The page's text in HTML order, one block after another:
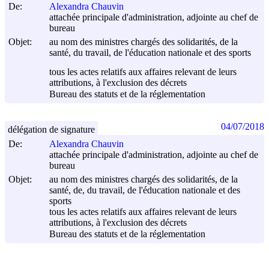
De:
Alexandra Chauvin
attachée principale d'administration, adjointe au chef de
bureau
Objet:
au nom des ministres chargés des solidarités, de la
santé, du travail, de l'éducation nationale et des sports
tous les actes relatifs aux affaires relevant de leurs
attributions, à l'exclusion des décrets
Bureau des statuts et de la réglementation
De:
Alexandra Chauvin
attachée principale d'administration, adjointe au chef de
bureau
Objet:
au nom des ministres chargés des solidarités, de la
santé, de, du travail, de l'éducation nationale et des
sports
tous les actes relatifs aux affaires relevant de leurs
attributions, à l'exclusion des décrets
Bureau des statuts et de la réglementation
délégation de signature 04/07/2018